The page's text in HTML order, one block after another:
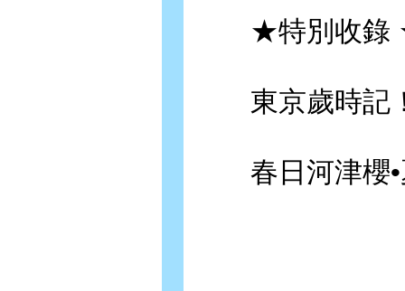
★特別收錄
東京歲時記！
春日河津櫻•